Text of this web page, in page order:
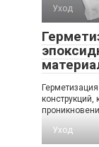
Уход
конструкций,
Уход